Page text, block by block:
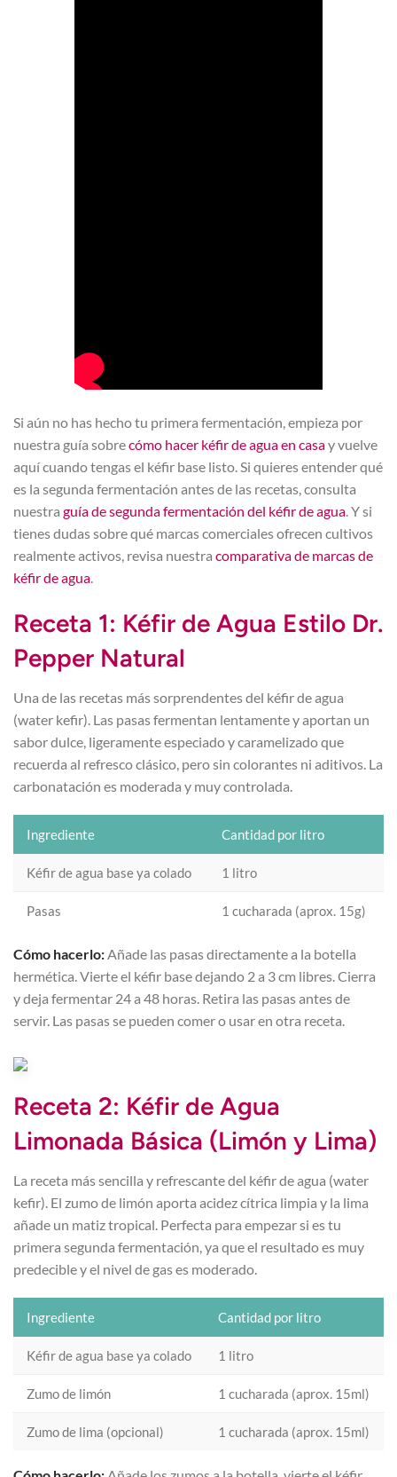
Si aún no has hecho tu primera fermentación, empieza por
nuestra guía sobrecómo hacer kéfir de agua en casay vuelve
aquí cuando tengas el kéfir base listo. Si quieres entender qué
es la segunda fermentación antes de las recetas, consulta
nuestra guía de segunda fermentación del kéfir de agua . Y si
tienes dudas sobre qué marcas comerciales ofrecen cultivos
realmente activos, revisa nuestra comparativa de marcas de
kéfir de agua
Receta 1: Kéfir de Agua Estilo Dr.
Pepper Natural
Una de las recetas más sorprendentes del kéfir de agua
(water kefir). Las pasas fermentan lentamente y aportan un
sabor dulce, ligeramente especiado y caramelizado que
recuerda al refresco clásico, pero sin colorantes ni aditivos. La
carbonatación es moderada y muy controlada.
Ingrediente Cantidad por litro
Kéfir de agua base ya colado 1 litro
Pasas 1 cucharada (aprox. 15g)
Cómo hacerlo: Añade las pasas directamente a la botella
hermética. Vierte el kéfir base dejando 2 a 3 cm libres. Cierra
y deja fermentar 24 a 48 horas. Retira las pasas antes de
servir. Las pasas se pueden comer o usar en otra receta.
Receta 2: Kéfir de Agua
Limonada Básica (Limón y Lima)
La receta más sencilla y refrescante del kéfir de agua (water
kefir). El zumo de limón aporta acidez cítrica limpia y la lima
añade un matiz tropical. Perfecta para empezar si es tu
primera segunda fermentación, ya que el resultado es muy
predecible y el nivel de gas es moderado.
Ingrediente Cantidad por litro
Kéfir de agua base ya colado 1 litro
Zumo de limón 1 cucharada (aprox. 15ml)
Zumo de lima (opcional) 1 cucharada (aprox. 15ml)